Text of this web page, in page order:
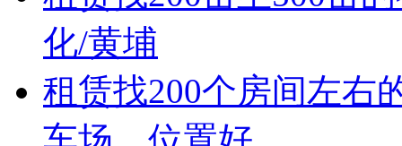
化/黄埔
租赁找200个房间左右